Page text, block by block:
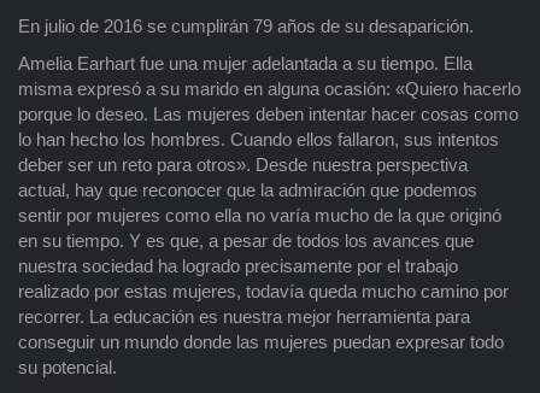
En julio de 2016 se cumplirán 79 años de su desaparición.
Amelia Earhart fue una mujer adelantada a su tiempo. Ella
misma expresó a su marido en alguna ocasión: «Quiero hacerlo
porque lo deseo. Las mujeres deben intentar hacer cosas como
lo han hecho los hombres. Cuando ellos fallaron, sus intentos
deber ser un reto para otros». Desde nuestra perspectiva
actual, hay que reconocer que la admiración que podemos
sentir por mujeres como ella no varía mucho de la que originó
en su tiempo. Y es que, a pesar de todos los avances que
nuestra sociedad ha logrado precisamente por el trabajo
realizado por estas mujeres, todavía queda mucho camino por
recorrer. La educación es nuestra mejor herramienta para
conseguir un mundo donde las mujeres puedan expresar todo
su potencial.